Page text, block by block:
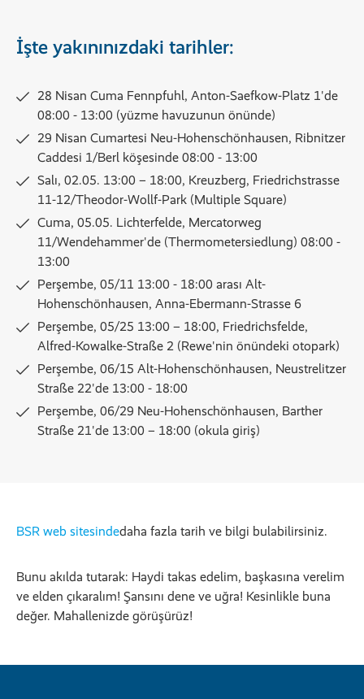
İşte yakınınızdaki tarihler:
28 Nisan Cuma Fennpfuhl, Anton-Saefkow-Platz 1'de
08:00 - 13:00 (yüzme havuzunun önünde)
29 Nisan Cumartesi Neu-Hohenschönhausen, Ribnitzer
Caddesi 1/Berl köşesinde 08:00 - 13:00
Salı, 02.05. 13:00 – 18:00, Kreuzberg, Friedrichstrasse
11-12/Theodor-Wollf-Park (Multiple Square)
Cuma, 05.05. Lichterfelde, Mercatorweg
11/Wendehammer'de (Thermometersiedlung) 08:00 -
13:00
Perşembe, 05/11 13:00 - 18:00 arası Alt-
Hohenschönhausen, Anna-Ebermann-Strasse 6
Perşembe, 05/25 13:00 – 18:00, Friedrichsfelde,
Alfred-Kowalke-Straße 2 (Rewe'nin önündeki otopark)
Perşembe, 06/15 Alt-Hohenschönhausen, Neustrelitzer
Straße 22'de 13:00 - 18:00
Perşembe, 06/29 Neu-Hohenschönhausen, Barther
Straße 21'de 13:00 – 18:00 (okula giriş)
BSR web sitesindedaha fazla tarih ve bilgi bulabilirsiniz.
Bunu akılda tutarak: Haydi takas edelim, başkasına verelim
ve elden çıkaralım! Şansını dene ve uğra! Kesinlikle buna
değer. Mahallenizde görüşürüz!